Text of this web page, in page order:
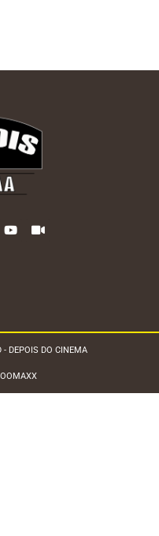
DEPOIS DO CINEMA